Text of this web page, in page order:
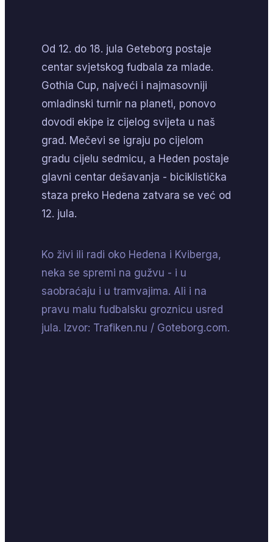
Od 12. do 18. jula Geteborg postaje
centar svjetskog fudbala za mlade.
Gothia Cup, najveći i najmasovniji
omladinski turnir na planeti, ponovo
dovodi ekipe iz cijelog svijeta u naš
grad. Mečevi se igraju po cijelom
gradu cijelu sedmicu, a Heden postaje
glavni centar dešavanja - biciklistička
staza preko Hedena zatvara se već od
12. jula.
Ko živi ili radi oko Hedena i Kviberga,
neka se spremi na gužvu - i u
saobraćaju i u tramvajima. Ali i na
pravu malu fudbalsku groznicu usred
jula. Izvor: Trafiken.nu / Goteborg.com.